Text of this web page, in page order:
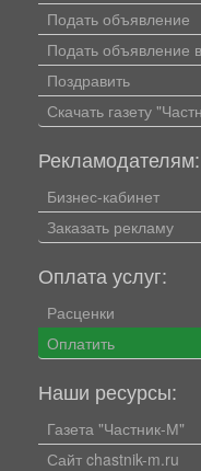
Подать объявление
Подать объявление
Поздравить
Скачать газету
Рекламодателям:
Бизнес-кабинет
Заказать рекламу
Оплата услуг:
Расценки
Оплатить
Наши ресурсы:
Газета "Частник-М"
Сайт chastnik-m.ru